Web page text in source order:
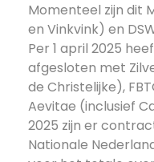
Momenteel zijn dit
en Vinkvink) en
Per 1 april 2025
afgesloten met
de Christelijke),
Aevitae (inclusief
2025 zijn er
Nationale